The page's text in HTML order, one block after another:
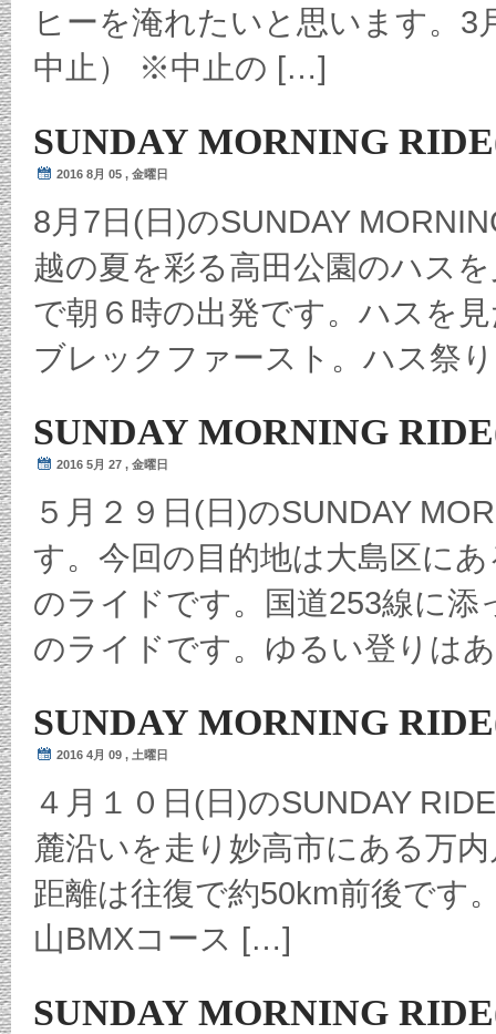
ヒーを淹れたいと思います。3
中止） ※中止の […]
SUNDAY MORNING
2016 8月 05 , 金曜日
8月7日(日)のSUNDAY
越の夏を彩る高田公園のハス
で朝６時の出発です。ハスを
ブレックファースト。ハス祭
SUNDAY MORNING
2016 5月 27 , 金曜日
５月２９日(日)のSUNDAY
す。今回の目的地は大島区に
のライドです。国道253線に
のライドです。ゆるい登りは
SUNDAY MORNING
2016 4月 09 , 土曜日
４月１０日(日)のSUNDAY
麓沿いを走り妙高市にある万
距離は往復で約50km前後です
山BMXコース […]
SUNDAY MORNING